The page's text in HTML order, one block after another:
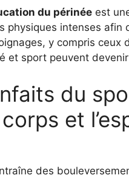
du périnée est
physiques intenses afin
y compris ceux
et sport peuvent
du
et
des